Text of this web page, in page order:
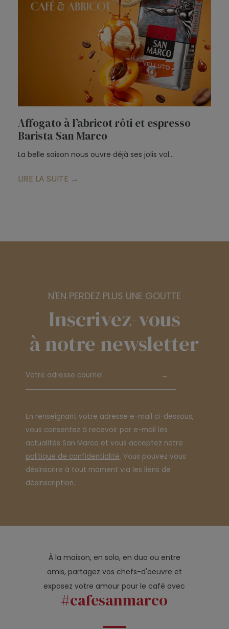
Affogato à l’abricot rôti et espresso
Barista San Marco
La belle saison nous ouvre déjà ses jolis vol...
LIRE LA SUITE →
N'EN PERDEZ PLUS UNE GOUTTE
Inscrivez-vous
à notre newsletter
→
En renseignant votre adresse e-mail ci-dessous,
vous consentez à recevoir par e-mail les
actualités San Marco et vous acceptez notre
politique de confidentialité. Vous pouvez vous
désinscrire à tout moment via les liens de
désinscription.
À la maison, en solo, en duo ou entre
amis, partagez vos chefs-d'oeuvre et
exposez votre amour pour le café avec
#cafesanmarco